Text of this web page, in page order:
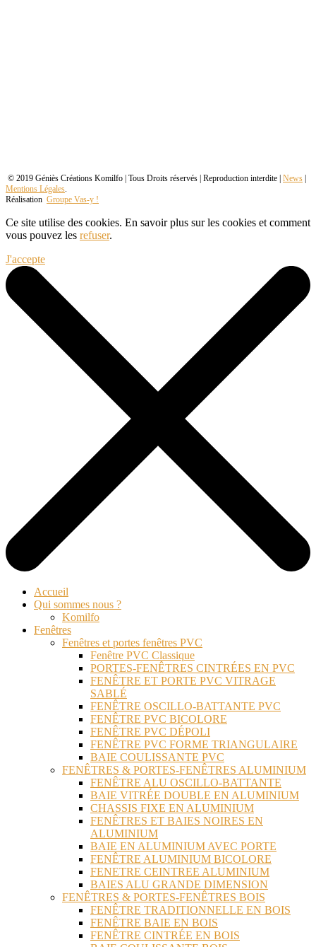
© 2019 Géniès Créations Komilfo | Tous Droits réservés | Reproduction interdite | News |
Mentions Légales.
Réalisation Groupe Vas-y !
Ce site utilise des cookies. En savoir plus sur les cookies et comment
vous pouvez les refuser.
J'accepte
Accueil
Qui sommes nous ?
Komilfo
Fenêtres
Fenêtres et portes fenêtres PVC
Fenêtre PVC Classique
PORTES-FENÊTRES CINTRÉES EN PVC
FENÊTRE ET PORTE PVC VITRAGE
SABLÉ
FENÊTRE OSCILLO-BATTANTE PVC
FENÊTRE PVC BICOLORE
FENÊTRE PVC DÉPOLI
FENÊTRE PVC FORME TRIANGULAIRE
BAIE COULISSANTE PVC
FENÊTRES & PORTES-FENÊTRES ALUMINIUM
FENÊTRE ALU OSCILLO-BATTANTE
BAIE VITRÉE DOUBLE EN ALUMINIUM
CHASSIS FIXE EN ALUMINIUM
FENÊTRES ET BAIES NOIRES EN
ALUMINIUM
BAIE EN ALUMINIUM AVEC PORTE
FENÊTRE ALUMINIUM BICOLORE
FENETRE CEINTREE ALUMINIUM
BAIES ALU GRANDE DIMENSION
FENÊTRES & PORTES-FENÊTRES BOIS
FENÊTRE TRADITIONNELLE EN BOIS
FENÊTRE BAIE EN BOIS
FENÊTRE CINTRÉE EN BOIS